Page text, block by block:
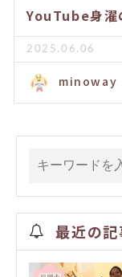
YouTube身濯
2025.06.06
minoway
最近の記